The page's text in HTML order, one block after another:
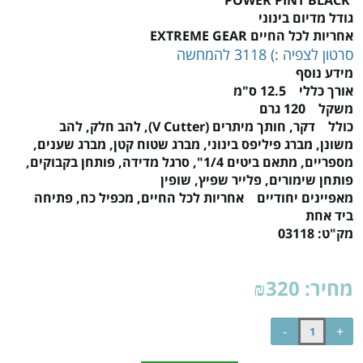
גודל מדיום בינוני
אחריות לכל החיים EXTREME GEAR
סרטון לצפיה :) 3118 להמחשה
מידע נוסף
אורך כללי 12.5 ס"מ
משקל 120 גרם
כולל דקר, חותך מיתרים (V Cutter), להב חלק, להב
משונן, מברג פיליפס בינוני, מברג שטוח קטן, מברג שענים,
מספריים, מתאם ביטים 1/4", סרגל מדידה, פותחן בקבוקים,
פותחן שימורים, פלייר שפיץ, שופין
מאפיינים יחודיים אחריות לכל החיים, מכפיל כח, פתיחה
ביד אחת
מק"ט: 03118
מחיר: ₪320